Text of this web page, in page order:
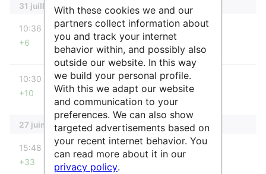
31 juillet 2017
10:36 CiolekAnne
+6 Aucun résumé des modifications
10:30 CiolekAnne
+10 Aucun résumé des modifications
27 juin 2017
15:48 CiolekAnne
+33 Aucun résumé des modifications
With these cookies we and our
partners collect information about
you and track your internet
behavior within, and possibly also
outside our website. In this way
we build your personal profile.
With this we adapt our website
and communication to your
preferences. We can also show
targeted advertisements based on
your recent internet behavior. You
can read more about it in our
privacy policy.